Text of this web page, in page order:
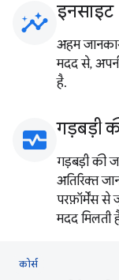
insights इनसाइट
अहम
मदद से,
है.
monitor_heart गड़बड़ी
गड़बड़ी की
अतिरिक्त
परफ़ॉर्मेंस
मदद मिलती
कोर्स